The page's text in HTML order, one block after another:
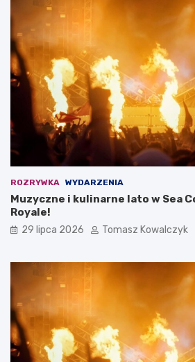
ROZRYWKA WYDARZENIA
Muzyczne i kulinarne lato w Sea
Royale!
29 lipca 2026 Tomasz Kowalczyk